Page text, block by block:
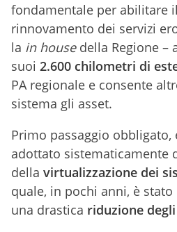
fondamentale per abilitare
rinnovamento dei servizi
la in housedella Regione –
suoi 2.600 chilometri di
PA regionale e consente
sistema gli asset.
Primo passaggio obbligato,
adottato sistematicamente
della virtualizzazione dei
quale, in pochi anni, è
una drastica riduzione